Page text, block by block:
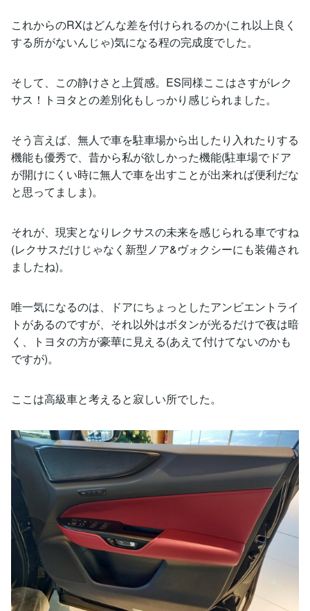
これからのRXはどんな差を付けられるのか(これ以上良く
する所がないんじゃ)気になる程の完成度でした。
そして、この静けさと上質感。ES同様ここはさすがレク
サス！トヨタとの差別化もしっかり感じられました。
そう言えば、無人で車を駐車場から出したり入れたりする
機能も優秀で、昔から私が欲しかった機能(駐車場でドア
が開けにくい時に無人で車を出すことが出来れば便利だな
と思ってましま)。
それが、現実となりレクサスの未来を感じられる車ですね
(レクサスだけじゃなく新型ノア&ヴォクシーにも装備され
ましたね)。
唯一気になるのは、ドアにちょっとしたアンビエントライ
トがあるのですが、それ以外はボタンが光るだけで夜は暗
く、トヨタの方が豪華に見える(あえて付けてないのかも
ですが)。
ここは高級車と考えると寂しい所でした。